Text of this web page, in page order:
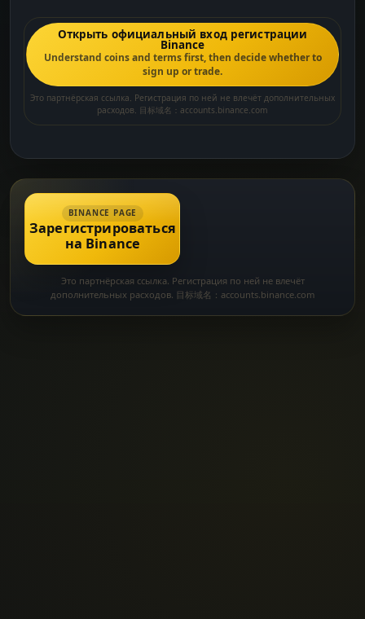
Открыть официальный вход регистрации
Binance
Understand coins and terms first, then decide whether to
sign up or trade.
Это партнёрская ссылка. Регистрация по ней не влечёт дополнительных
расходов. 目标域名：accounts.binance.com
BINANCE PAGE
Зарегистрироваться
на Binance
Это партнёрская ссылка. Регистрация по ней не влечёт
дополнительных расходов. 目标域名：accounts.binance.com